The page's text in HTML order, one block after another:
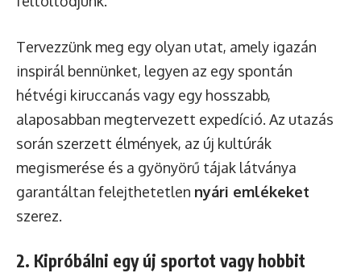
Tervezzünk meg egy olyan utat, amely igazán
inspirál bennünket, legyen az egy spontán
hétvégi kiruccanás vagy egy hosszabb,
alaposabban megtervezett expedíció. Az utazás
során szerzett élmények, az új kultúrák
megismerése és a gyönyörű tájak látványa
garantáltan felejthetetlen nyári emlékeket
szerez.
2. Kipróbálni egy új sportot vagy hobbit